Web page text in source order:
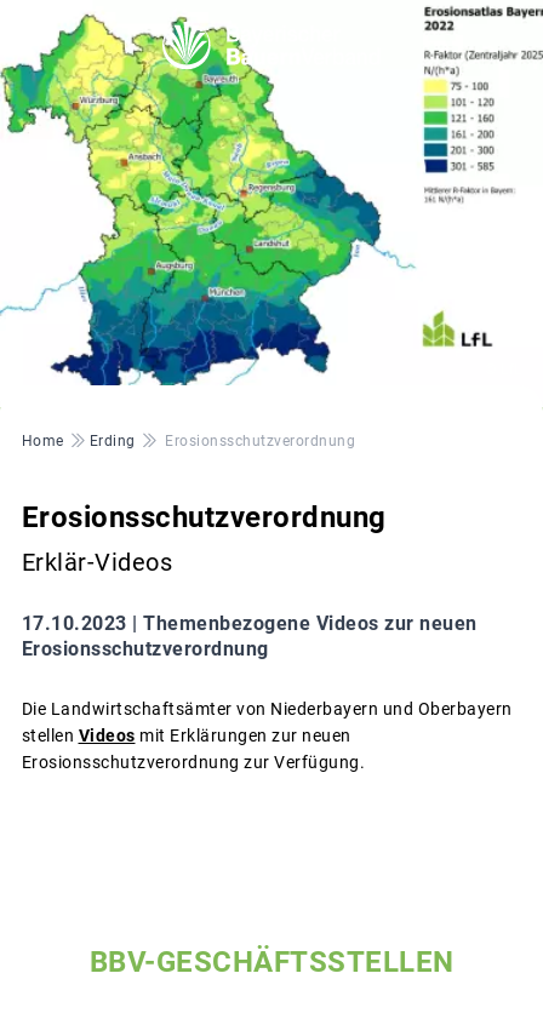
Pfadnavigation
Home Erding Erosionsschutzverordnung
Erosionsschutzverordnung
Erklär-Videos
17.10.2023 | Themenbezogene Videos zur neuen
Erosionsschutzverordnung
Die Landwirtschaftsämter von Niederbayern und Oberbayern
stellen Videos mit Erklärungen zur neuen
Erosionsschutzverordnung zur Verfügung.
BBV-GESCHÄFTSSTELLEN